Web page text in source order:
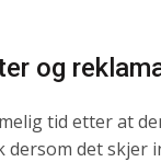
og
tid etter at
det